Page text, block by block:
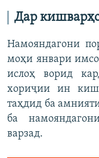
Дар
Намояндагони
моҳи январи
ислоҳ ворид
хориҷии ин
таҳдид ба
ба
варзад.